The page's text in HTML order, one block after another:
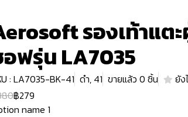
รองเท้าแต
ฟรุ่น LA7035
: LA7035-BK-41 ดำ, 41 ขายแล้ว 0 ชิ้น ยัง
฿279
name 1